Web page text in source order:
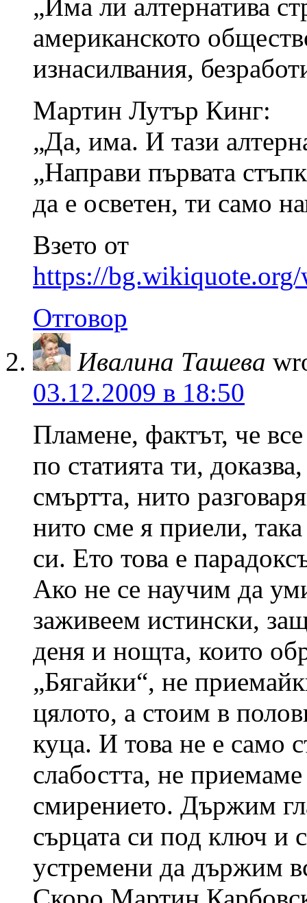
„Има ли алтернатива
американското
изнасилвания,
Мартин Лутър Кинг:
„Да, има. И тази
„Направи първата
да е осветен, ти само
Взето от
https://
Отговор
Ивалина Ташева
03.12.2009 в 18:50
Пламене, фактът, че
по статията ти,
смъртта, нито
нито сме я приели,
си. Ето това е
Ако не се научим да
заживеем истински,
деня и нощта, които
„Бягайки“, не
цялото, а стоим в
куца. И това не е само
слабостта, не
смирението. Държим
сърцата си под ключ и
устремени да държим